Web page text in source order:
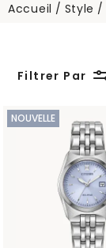
Accueil Style
Filtrer Par
NOUVELLE